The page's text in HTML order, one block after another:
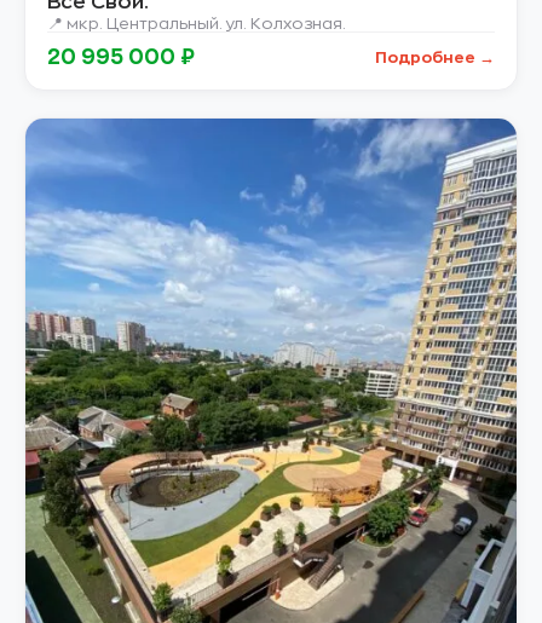
📍 мкр. Центральный. ул. Колхозная.
20 995 000 ₽ Подробнее →